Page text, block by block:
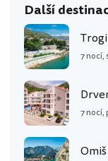
Další
7 nocí,
7 nocí,
Omiš